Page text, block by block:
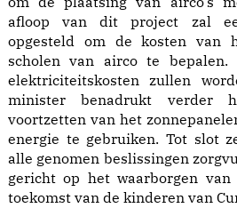
afloop van dit project zal
opgesteld om de kosten van
scholen van airco te bepalen.
elektriciteitskosten zullen
minister benadrukt verder
voortzetten van het
energie te gebruiken. Tot slot
alle genomen beslissingen
gericht op het waarborgen
toekomst van de kinderen van